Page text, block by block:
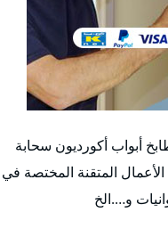
أبواب أكورديون سحابة
المتقنة المختصة في
و….الخ